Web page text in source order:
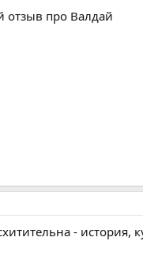
отзыв про Валдай
- история,